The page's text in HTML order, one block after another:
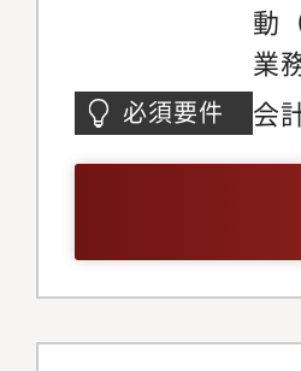
動
業
等
な
続
織
必須要件 会